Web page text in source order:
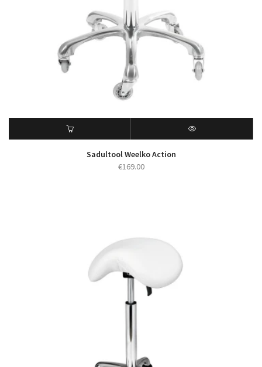
Sadultool Weelko Action
€169.00